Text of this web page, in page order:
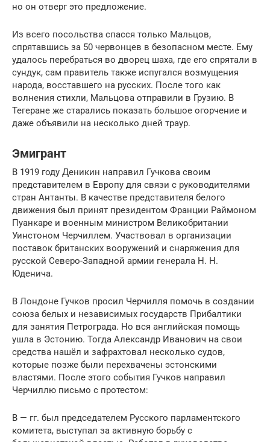
но он отверг это предложение.
Из всего посольства спасся только Мальцов,
спрятавшись за 50 червонцев в безопасном месте. Ему
удалось перебраться во дворец шаха, где его спрятали в
сундук, сам правитель также испугался возмущения
народа, восставшего на русских. После того как
волнения стихли, Мальцова отправили в Грузию. В
Тегеране же старались показать большое огорчение и
даже объявили на несколько дней траур.
Эмигрант
В 1919 году Деникин направил Гучкова своим
представителем в Европу для связи с руководителями
стран Антанты. В качестве представителя белого
движения был принят президентом Франции Раймоном
Пуанкаре и военным министром Великобритании
Уинстоном Черчиллем. Участвовал в организации
поставок британских вооружений и снаряжения для
русской Северо-Западной армии генерала Н. Н.
Юденича.
В Лондоне Гучков просил Черчилля помочь в создании
союза белых и независимых государств Прибалтики
для занятия Петрограда. Но вся английская помощь
ушла в Эстонию. Тогда Александр Иванович на свои
средства нашёл и зафрахтовал несколько судов,
которые позже были перехвачены эстонскими
властями. После этого события Гучков направил
Черчиллю письмо с протестом:
В — гг. был председателем Русского парламентского
комитета, выступал за активную борьбу с